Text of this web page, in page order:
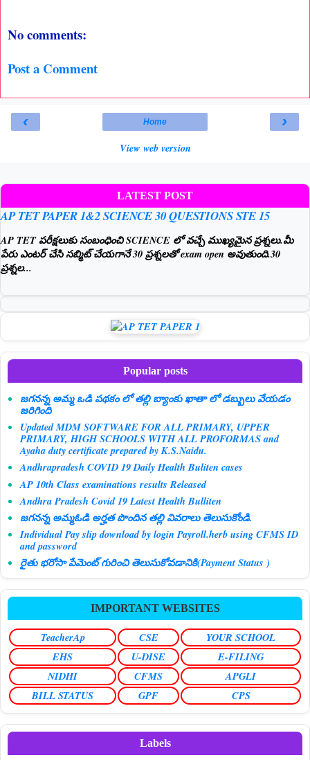
No comments:
Post a Comment
‹ ›
Home
View web version
LATEST POST
AP TET PAPER 1&2 SCIENCE 30 QUESTIONS STE 15
AP TET పరీక్షలుకు సంబంధించి SCIENCE లో వచ్చే ముఖ్యమైన ప్రశ్నలు.మీ
పేరు ఎంటర్ చేసి సబ్మిట్ చేయగానే 30 ప్రశ్నలతో exam open అవుతుంది.30
ప్రశ్నల...
Popular posts
జగనన్న అమ్మ ఒడి పథకం లో తల్లి బ్యాంకు ఖాతా లో డబ్బులు వేయడం
జరిగింది
Updated MDM SOFTWARE FOR ALL PRIMARY, UPPER
PRIMARY, HIGH SCHOOLS WITH ALL PROFORMAS and
Ayaha duty certificate prepared by K.S.Naidu.
Andhrapradesh COVID 19 Daily Health Buliten cases
AP 10th Class examinations results Released
Andhra Pradesh Covid 19 Latest Health Bulliten
జగనన్న అమ్మఓడి అర్హత పొందిన తల్లి వివరాలు తెలుసుకోండి.
Individual Pay slip download by login Payroll.herb using CFMS ID
and password
రైతు భరోసా పేమెంట్ గురించి తెలుసుకోవడానికి(Payment Status )
IMPORTANT WEBSITES
TeacherAp CSE
YOUR SCHOOL
EHS
U-DISE
E-FILING
NIDHI
CFMS
APGLI
BILL STATUS
GPF CPS
Labels